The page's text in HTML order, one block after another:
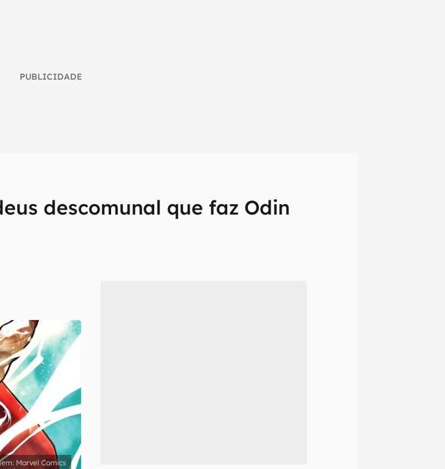
PUBLICIDADE
descomunal que faz Odin
notícias e reviews sobre tecnologia em primeira
inscreva-se
de Uso e Política de Privacidade do Canaltech.
Marvel Comics